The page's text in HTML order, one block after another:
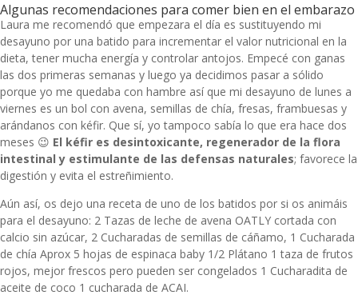
Algunas recomendaciones para comer bien en el embarazo
Laura me recomendó que empezara el día es sustituyendo mi
desayuno por una batido para incrementar el valor nutricional en la
dieta, tener mucha energía y controlar antojos. Empecé con ganas
las dos primeras semanas y luego ya decidimos pasar a sólido
porque yo me quedaba con hambre así que mi desayuno de lunes a
viernes es un bol con avena, semillas de chía, fresas, frambuesas y
arándanos con kéfir. Que sí, yo tampoco sabía lo que era hace dos
meses 😉 El kéfir es desintoxicante, regenerador de la flora
intestinal y estimulante de las defensas naturales; favorece la
digestión y evita el estreñimiento.
Aún así, os dejo una receta de uno de los batidos por si os animáis
para el desayuno: 2 Tazas de leche de avena OATLY cortada con
calcio sin azúcar, 2 Cucharadas de semillas de cáñamo, 1 Cucharada
de chía Aprox 5 hojas de espinaca baby 1/2 Plátano 1 taza de frutos
rojos, mejor frescos pero pueden ser congelados 1 Cucharadita de
aceite de coco 1 cucharada de ACAI.